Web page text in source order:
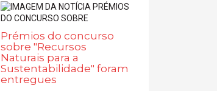
Prémios do concurso
sobre "Recursos
Naturais para a
Sustentabilidade" foram
entregues